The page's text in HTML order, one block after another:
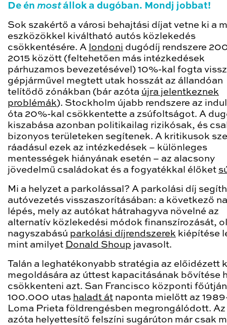
De én mostállok a dugóban. Mondj jobbat!
Sok szakértő a városi behajtási díjat vetne ki a
eszközökkel kiváltható autós közlekedés
csökkentésére. A londoni dugódíj rendszere
2015 között (feltehetően más intézkedések
párhuzamos bevezetésével) 10%-kal fogta
gépjárművel megtett utak hosszát az állandóan
telítődő zónákban (bár azóta újra jelentkeznek
problémák). Stockholm újabb rendszere az
óta 20%-kal csökkentette a zsúfoltságot. A
kiszabása azonban politikailag rizikósak, és
bizonyos területeken segítenek. A kritikusok
ráadásul ezek az intézkedések – különleges
mentességek hiányának esetén – az alacsony
jövedelmű családokat és a fogyatékkal élőket
Mi a helyzet a parkolással? A parkolási díj
autóvezetés visszaszorításában: a következő
lépés, mely az autókat hátrahagyva növelné az
alternatív közlekedési módok finanszírozását,
nagyszabású parkolási díjrendszerek kiépítése
mint amilyet Donald Shoup javasolt.
Talán a leghatékonyabb stratégia az előidézett
megoldására az úttest kapacitásának bővítése
csökkenteni azt. San Francisco központi főútján
100.000 utas haladt át naponta mielőtt az
Loma Prieta földrengésben megrongálódott.
azóta helyettesítő felszíni sugárúton már csak